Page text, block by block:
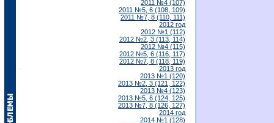
2011 №4 (107)
2011 №5, 6 (108, 109)
2011 №7, 8 (110, 111)
2012 год
2012 №1 (112)
2012 №2, 3 (113, 114)
2012 №4 (115)
2012 №5, 6 (116, 117)
2012 №7, 8 (118, 119)
2013 год
2013 №1 (120)
2013 №2, 3 (121, 122)
2013 №4 (123)
2013 №5, 6 (124, 125)
2013 №7, 8 (126, 127)
2014 год
2014 №1 (128)